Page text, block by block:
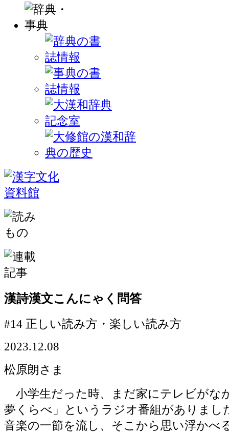
漢詩漢文こんにゃく問答
#14 正しい読み方・楽しい読み方
2023.12.08
松原朗さま
小学生だった時、まだ家にテレビがな
夢くらべ」というラジオ番組がありまし
音楽の一節を流し、そこから思い浮かべ